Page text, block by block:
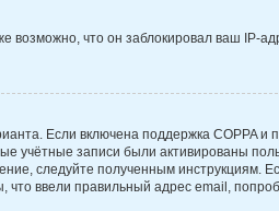
что он заблокировал ваш IP-
Если включена поддержка COPPA и
учётные записи были активированы
следуйте полученным инструкциям.
ввели правильный адрес email,